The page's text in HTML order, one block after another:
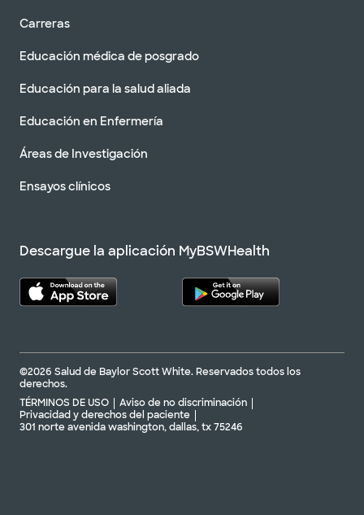
Carreras
Educación médica de posgrado
Educación para la salud aliada
Educación en Enfermería
Áreas de Investigación
Ensayos clínicos
Descargue la aplicación MyBSWHealth
©2026 Salud de Baylor Scott White. Reservados todos los
derechos.
TÉRMINOS DE USO
Aviso de no discriminación
Privacidad y derechos del paciente
301 norte avenida washington, dallas, tx 75246